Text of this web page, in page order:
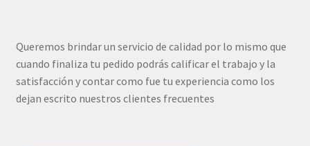
Queremos brindar un servicio de calidad por lo mismo que
cuando finaliza tu pedido podrás calificar el trabajo y la
satisfacción y contar como fue tu experiencia como los
dejan escrito nuestros clientes frecuentes